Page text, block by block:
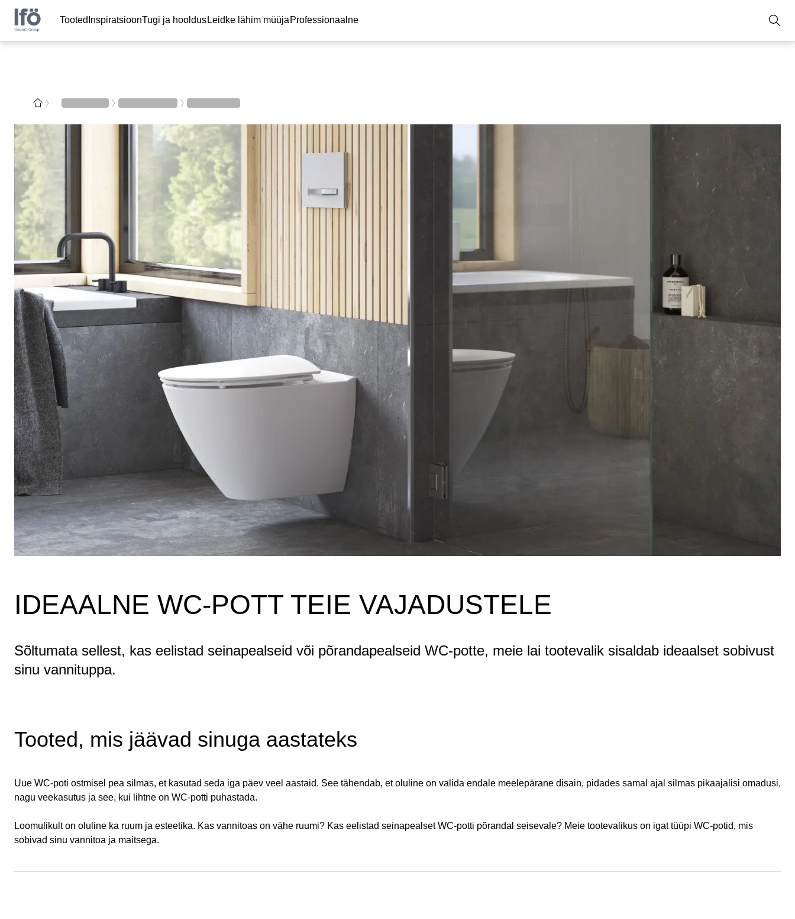
Tooted InspiratsioonTugi ja hooldus Leidke lähim müüja Professionaalne
IDEAALNE WC-POTT TEIE VAJADUSTELE
Sõltumata sellest, kas eelistad seinapealseid või põrandapealseid WC-potte, meie lai tootevalik sisaldab ideaalset sobivust
sinu vannituppa.
Tooted, mis jäävad sinuga aastateks
Uue WC-poti ostmisel pea silmas, et kasutad seda iga päev veel aastaid. See tähendab, et oluline on valida endale meelepärane disain, pidades samal ajal silmas pikaajalisi omadusi,
nagu veekasutus ja see, kui lihtne on WC-potti puhastada.
Loomulikult on oluline ka ruum ja esteetika. Kas vannitoas on vähe ruumi? Kas eelistad seinapealset WC-potti põrandal seisevale? Meie tootevalikus on igat tüüpi WC-potid, mis
sobivad sinu vannitoa ja maitsega.